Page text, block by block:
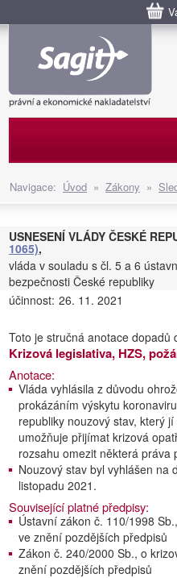
Navigace: Úvod » Zákony »
USNESENÍ VLÁDY ČESKÉ
1065),
vláda v souladu s čl. 5 a 6
bezpečnosti České republiky
účinnost: 26. 11. 2021
Toto je stručná anotace dopadů
Krizová legislativa, HZS,
Anotace:
Vláda vyhlásila z důvodu
prokázáním výskytu
republiky nouzový stav, který
umožňuje přijímat krizová
rozsahu omezit některá práva
Nouzový stav byl vyhlášen na
listopadu 2021.
Související platné předpisy:
Ústavní zákon č. 110/1998
ve znění pozdějších předpisů
Zákon č. 240/2000 Sb., o
znění pozdějších předpisů